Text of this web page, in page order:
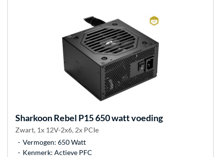
SharkoonRebel P15 650 watt voeding
Zwart, 1x 12V-2x6, 2x PCIe
Vermogen: 650 Watt
Kenmerk: Actieve PFC